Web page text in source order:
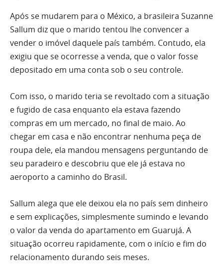
Após se mudarem para o México, a brasileira Suzanne
Sallum diz que o marido tentou lhe convencer a
vender o imóvel daquele país também. Contudo, ela
exigiu que se ocorresse a venda, que o valor fosse
depositado em uma conta sob o seu controle.
Com isso, o marido teria se revoltado com a situação
e fugido de casa enquanto ela estava fazendo
compras em um mercado, no final de maio. Ao
chegar em casa e não encontrar nenhuma peça de
roupa dele, ela mandou mensagens perguntando de
seu paradeiro e descobriu que ele já estava no
aeroporto a caminho do Brasil.
Sallum alega que ele deixou ela no país sem dinheiro
e sem explicações, simplesmente sumindo e levando
o valor da venda do apartamento em Guarujá. A
situação ocorreu rapidamente, com o início e fim do
relacionamento durando seis meses.